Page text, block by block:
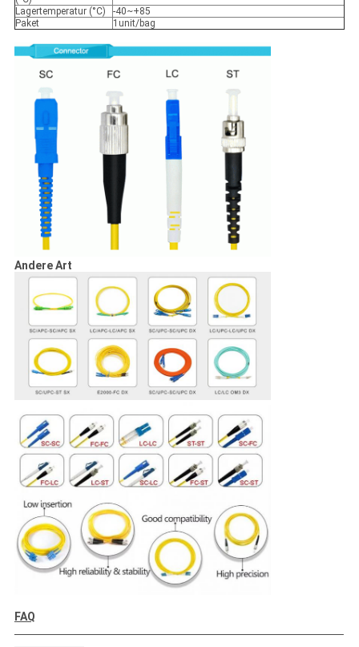
Lagertemperatur (°C)
-40~+85
Paket
1unit/bag
Andere Art
FAQ